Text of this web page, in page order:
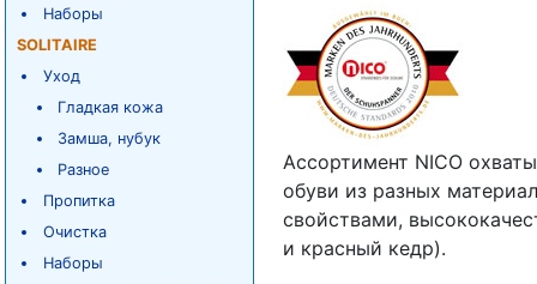
Наборы
SOLITAIRE
Уход
Гладкая кожа
Замша, нубук
Разное
Пропитка
Очистка
Наборы
Ассортимент NICO
обуви из разных
свойствами,
и красный кедр).